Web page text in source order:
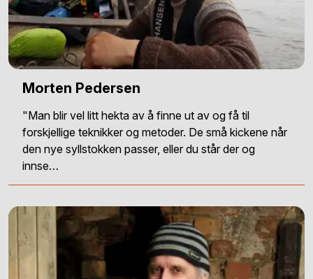
Morten Pedersen
"Man blir vel litt hekta av å finne ut av og få til
forskjellige teknikker og metoder. De små kickene når
den nye syllstokken passer, eller du står der og
innse…